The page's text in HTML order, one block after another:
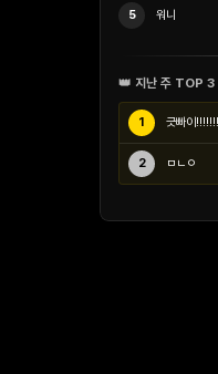
5 워니
👑 지난 주 TOP 3
1 긋빠이!!!!!!!
2 ㅁㄴㅇ